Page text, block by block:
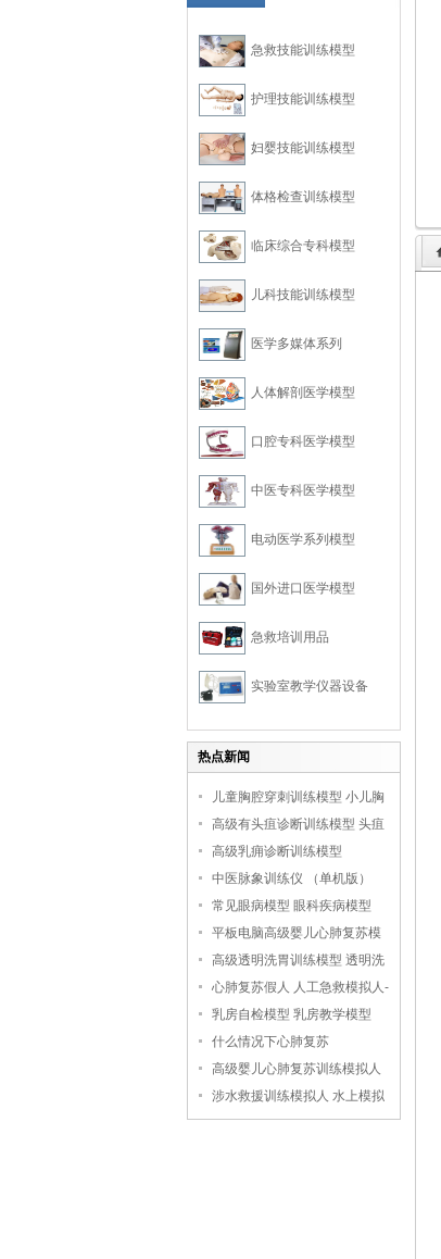
急救技能训练模型
护理技能训练模型
妇婴技能训练模型
体格检查训练模型
临床综合专科模型
儿科技能训练模型
医学多媒体系列
人体解剖医学模型
口腔专科医学模型
中医专科医学模型
电动医学系列模型
国外进口医学模型
急救培训用品
实验室教学仪器设备
热点新闻
儿童胸腔穿刺训练模型 小儿胸
腔培训模型
高级有头疽诊断训练模型 头疽
诊断教学模型
高级乳痈诊断训练模型
中医脉象训练仪 （单机版）
常见眼病模型 眼科疾病模型
平板电脑高级婴儿心肺复苏模
拟人
高级透明洗胃训练模型 透明洗
胃模型
心肺复苏假人 人工急救模拟人-
-上海中弘科教公司
乳房自检模型 乳房教学模型
什么情况下心肺复苏
高级婴儿心肺复苏训练模拟人
（无线版），婴儿心肺复苏模
拟人
涉水救援训练模拟人 水上模拟
救援假人